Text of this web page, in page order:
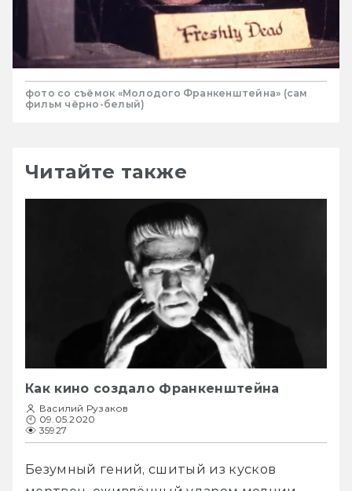
фото со съёмок «Молодого Франкенштейна» (сам
фильм чёрно-белый)
Читайте также
Как кино создало Франкенштейна
Василий Рузаков
09.05.2020
35927
Безумный гений, сшитый из кусков